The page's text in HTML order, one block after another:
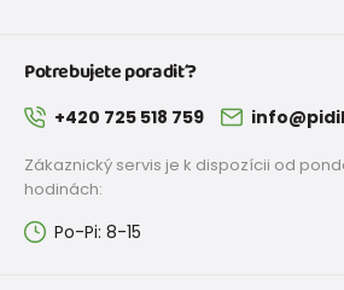
v mm
Veľkosť
EU
Potrebujete poradiť?
+420 725 518 759
Zákaznický servis je k dispozícii od
hodinách:
Po-Pi: 8-15